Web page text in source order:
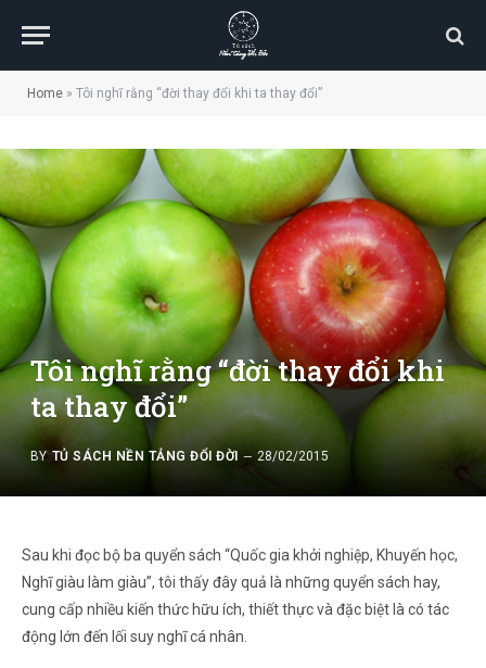
Home » Tôi nghĩ rằng “đời thay đổi khi ta thay đổi”
Tôi nghĩ rằng “đời thay đổi khi
ta thay đổi”
BY TỦ SÁCH NỀN TẢNG ĐỔI ĐỜI 28/02/2015
Sau khi đọc bộ ba quyển sách “Quốc gia khởi nghiệp, Khuyến học,
Nghĩ giàu làm giàu”, tôi thấy đây quả là những quyển sách hay,
cung cấp nhiều kiến thức hữu ích, thiết thực và đặc biệt là có tác
động lớn đến lối suy nghĩ cá nhân.